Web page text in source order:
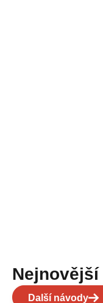
Další návody